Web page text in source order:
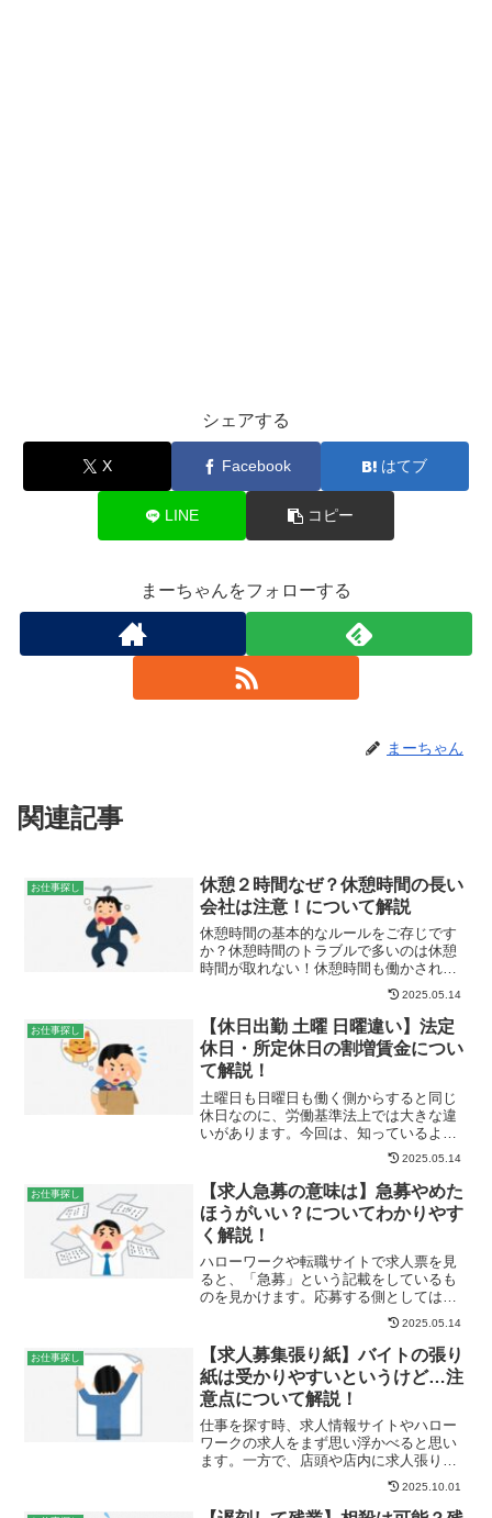
シェアする
X Facebook はてブ
LINE コピー
まーちゃんをフォローする
まーちゃん
関連記事
お仕事探し
休憩２時間なぜ？休憩時間の長い
会社は注意！について解説
休憩時間の基本的なルールをご存じです
か？休憩時間のトラブルで多いのは休憩
時間が取れない！休憩時間も働かされ
た！などですが、今回は、「なぜ、こん
なに休憩時間が長いのかな？」と思った
時に読んで欲しい休憩時間の注意点につ
いて解説します。休憩時間2...
2025.05.14
お仕事探し
【休日出勤 土曜 日曜違い】法定
休日・所定休日の割増賃金につい
て解説！
土曜日も日曜日も働く側からすると同じ
休日なのに、労働基準法上では大きな違
いがあります。今回は、知っているよう
で知らない法律上の「休日のルール」に
ついて解説します。休日出勤 土曜・日曜
の違い休日出勤とは会社が休日と定めて
いる日に出勤して業務を...
2025.05.14
お仕事探し
【求人急募の意味は】急募やめた
ほうがいい？についてわかりやす
く解説！
ハローワークや転職サイトで求人票を見
ると、「急募」という記載をしているも
のを見かけます。応募する側としては
「採用までの期間が短く受かりやすそ
う」といったイメージを抱く反面「本当
に応募して大丈夫だろか」と少し不安な
気持ちになることもあると思い...
2025.05.14
お仕事探し
【求人募集張り紙】バイトの張り
紙は受かりやすいというけど…注
意点について解説！
仕事を探す時、求人情報サイトやハロー
ワークの求人をまず思い浮かべると思い
ます。一方で、店頭や店内に求人張り紙
がされているのを見かけることもありま
すね。今回は、求人張り紙を見て応募す
る際の注意点について解説します。求人
2025.10.01